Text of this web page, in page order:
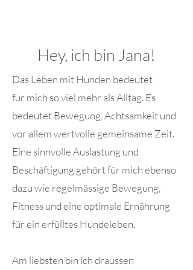
Hey, ich bin Jana!
Das Leben mit Hunden bedeutet
für mich so viel mehr als Alltag. Es
bedeutet Bewegung, Achtsamkeit und
vor allemwertvolle gemeinsame Zeit.
Eine sinnvolle Auslastung und
Beschäftigung gehört für mich ebenso
dazu wie regelmässige Bewegung,
Fitness und eine optimale Ernährung
für ein erfülltes Hundeleben.
Am liebsten bin ich draussen